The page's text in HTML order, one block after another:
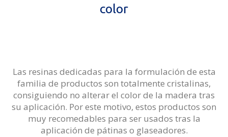
color
Las resinas dedicadas para la formulación de esta
familia de productos son totalmente cristalinas,
consiguiendo no alterar el color de la madera tras
su aplicación. Por este motivo, estos productos son
muy recomedables para ser usados tras la
aplicación de pátinas o glaseadores.